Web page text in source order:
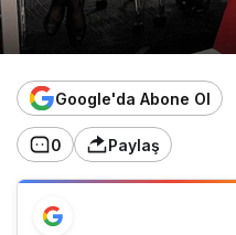
Google'da Abone Ol
0 Paylaş